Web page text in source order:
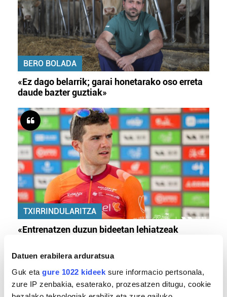
Datuen erabilera arduratsua
Guk eta gure 1022 kideek sure informacio pertsonala,
zure IP zenbakia, esaterako, prozesatzen ditugu, cookie
BERO BOLADA
«Ez dago belarrik; garai honetarako oso erreta
daude bazter guztiak»
TXIRRINDULARITZA
«Entrenatzen duzun bideetan lehiatzeak